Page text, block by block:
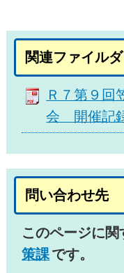
関連ファイル
Ｒ７第９回
会 開催記
問い合わせ先
このページに
策課です。